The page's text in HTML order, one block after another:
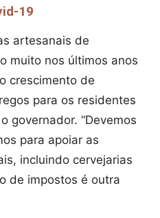
19
artesanais de
muito nos últimos anos
crescimento de
para os residentes
governador. “Devemos
para apoiar as
incluindo cervejarias
de impostos é outra